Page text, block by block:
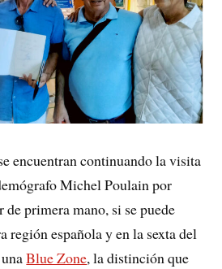
encuentran continuando la visita
Michel Poulain por
primera mano, si se puede
región española y en la sexta del
unaBlue Zone, la distinción que